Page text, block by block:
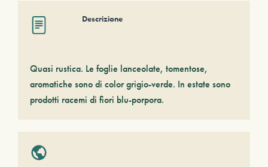
Descrizione
Quasi rustica. Le foglie lanceolate, tomentose,
aromatiche sono di color grigio-verde. In estate sono
prodotti racemi di fiori blu-porpora.